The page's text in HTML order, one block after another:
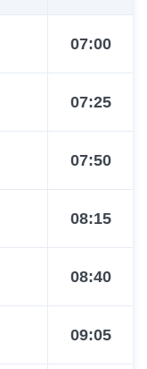
12:25
12:50
13:15
13:40
14:05
14:30
07:00
07:25
07:50
08:15
08:40
09:05